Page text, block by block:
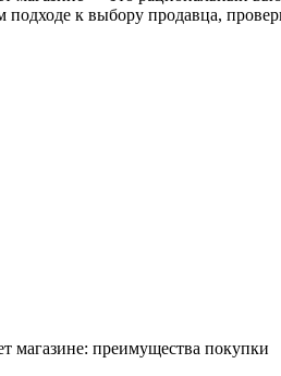
к выбору продавца,
магазине: преимущества покупки